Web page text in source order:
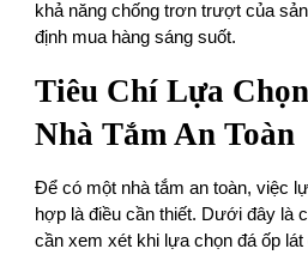
khả năng chống trơn trượt của
định mua hàng sáng suốt.
Tiêu Chí Lựa
Nhà Tắm An Toàn
Để có một nhà tắm an toàn, việc
hợp là điều cần thiết. Dưới đây là
cần xem xét khi lựa chọn đá ốp lát